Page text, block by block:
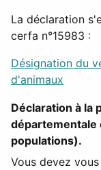
La déclaration
cerfa n°15983 :
Désignation du
d'animaux
Déclaration à la
départementale
populations).
Vous devez